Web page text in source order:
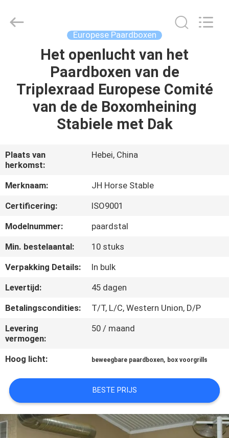
PRODUCTEN
ONGEVEER
FABRIEKSREIS
KWALITEITSCONTROLE
CONTACTEER
ONS
VERZOEK
OM
CITAAT
SITEMAP
PRIVACYBELEID
metal
products
Europese Paardboxen
Het openlucht van het
Paardboxen van de
Triplexraad Europese Comité
van de de Boxomheining
Stabiele met Dak
Plaats van
herkomst:
Hebei, China
Merknaam:
JH Horse Stable
Certificering:
ISO9001
Modelnummer:
paardstal
Min. bestelaantal:
10 stuks
Verpakking Details:
In bulk
Levertijd:
45 dagen
Betalingscondities:
T/T, L/C, Western Union, D/P
Levering
vermogen:
50 / maand
Hoog licht: beweegbare paardboxen, box voorgrills
BESTE PRIJS